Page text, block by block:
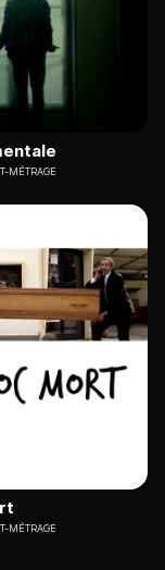
MÉTRAGE
MÉTRAGE